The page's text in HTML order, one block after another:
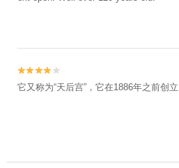


它又称为“天后宫”，它在1886年之前创